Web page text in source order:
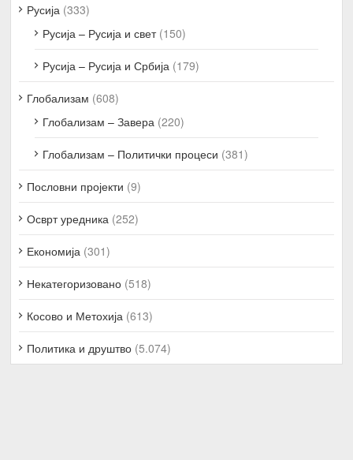
Русија (333)
Русија – Русија и свет(150)
Русија – Русија и Србија (179)
Глобализам (608)
Глобализам – Завера (220)
Глобализам – Политички процеси (381)
Пословни пројекти (9)
Осврт уредника (252)
Економија (301)
Некатегоризовано (518)
Косово и Метохија (613)
Политика и друштво (5.074)